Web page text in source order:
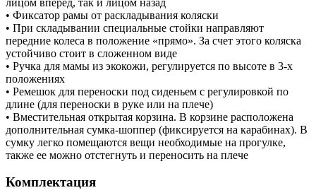
• Фиксатор рамы от раскладывания коляски
• При складывании специальные стойки направляют
передние колеса в положение «прямо». За счет этого коляска
устойчиво стоит в сложенном виде
• Ручка для мамы из экокожи, регулируется по высоте в 3-х
положениях
• Ремешок для переноски под сиденьем с регулировкой по
длине (для переноски в руке или на плече)
• Вместительная открытая корзина. В корзине расположена
дополнительная сумка-шоппер (фиксируется на карабинах). В
сумку легко помещаются вещи необходимые на прогулке,
также ее можно отстегнуть и переносить на плече
Комплектация